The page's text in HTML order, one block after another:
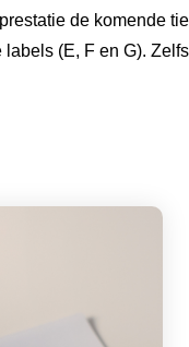
de komende
(E, F en G).